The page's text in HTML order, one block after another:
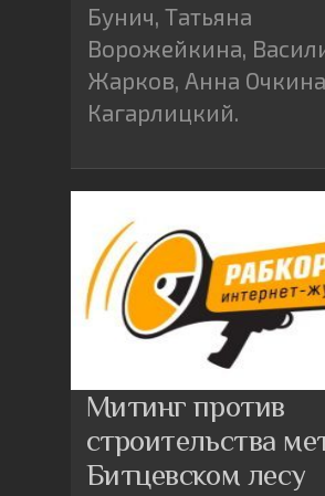
Бунич, Татьяна
Ворожейкина,
Жарков, Анна
Кагарлицкий.
Митинг против
строительства
Битцевском лесу